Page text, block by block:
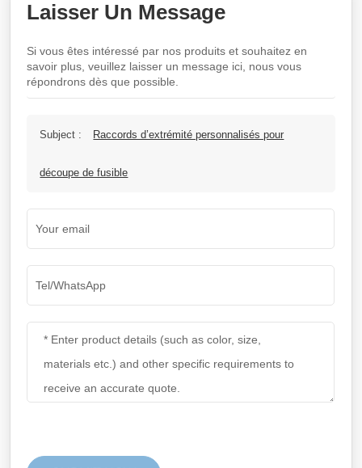
Laisser Un Message
Si vous êtes intéressé par nos produits et souhaitez en
savoir plus, veuillez laisser un message ici, nous vous
répondrons dès que possible.
Subject : Raccords d’extrémité personnalisés pour
découpe de fusible